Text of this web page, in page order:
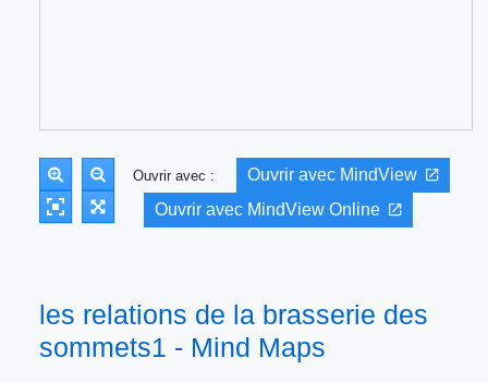
Ouvrir avec :
Ouvrir avec MindView
Ouvrir avec MindView Online
les relations de la brasserie des
sommets1 - Mind Maps